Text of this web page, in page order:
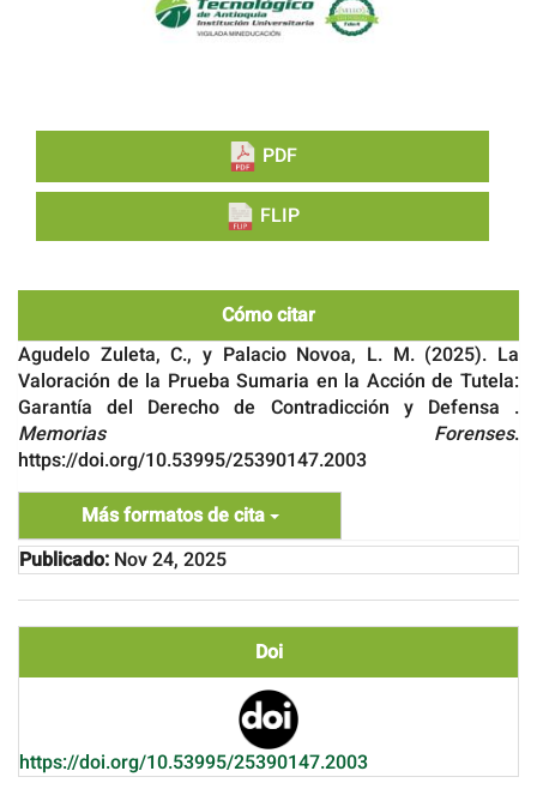
PDF
FLIP
Cómo citar
Agudelo Zuleta, C., y Palacio Novoa, L. M. (2025). La
Valoración de la Prueba Sumaria en la Acción de Tutela:
Garantía del Derecho de Contradicción y Defensa .
Memorias Forenses.
https://doi.org/10.53995/25390147.2003
Más formatos de cita
Publicado: Nov 24, 2025
Doi
https://doi.org/10.53995/25390147.2003